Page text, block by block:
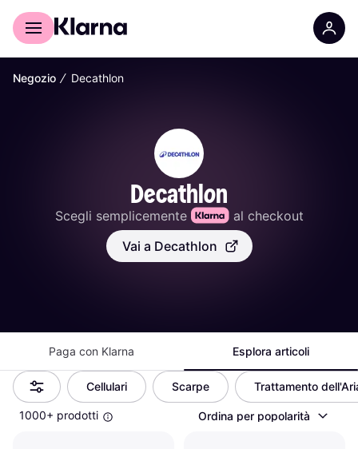
Per il tuo shopping
Negozio ∕ Decathlon
Decathlon
Scegli semplicemente
al checkout
Vai a Decathlon
Paga con Klarna Esplora articoli
Cellulari Scarpe Trattamento
1000+ prodotti Ordina per popolarità